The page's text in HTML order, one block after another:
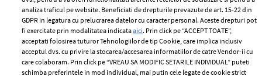
PEOPLE 06 august 2026
Anca Serea a povestit pe rețelele de socializare o situație
extrem de neplăcută prin care ea și copiii ei au trecut.
+ MAI MULTE
analiza traficul pe website. Beneficiati de drepturile prevazute de art. 15-22 din
GDPR in legatura cu prelucrarea datelor cu caracter personal. Aceste drepturi pot
fi exercitate prin modalitatea indicataaici. Prin click pe “ACCEPT TOATE”,
acceptati folosirea tuturor Tehnologiilor de tip Cookie, care implica inclusiv
acceptul dvs. cu privire la stocarea/accesarea informatiilor de catre Vendor-ii cu
care colaboram. Prin click pe “VREAU SA MODIFIC SETARILE INDIVIDUAL” puteti
schimba preferintele in mod individual, mai putin cele legate de cookie strict